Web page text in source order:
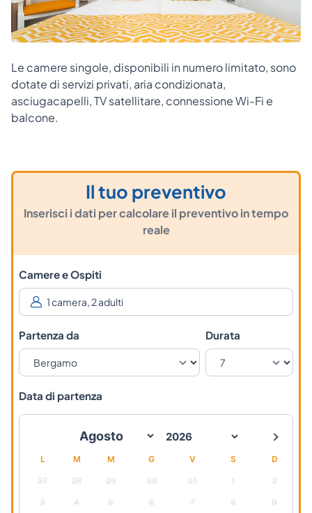
Le camere singole, disponibili in numero limitato, sono
dotate di servizi privati, aria condizionata,
asciugacapelli, TV satellitare, connessione Wi-Fi e
balcone.
Il tuo preventivo
Inserisci i dati per calcolare il preventivo in tempo
reale
Camere e Ospiti
Partenza da Durata
Data di partenza
L M M G V S D
27 28 29 30 31 1 2
3 4 5 6 7 8 9